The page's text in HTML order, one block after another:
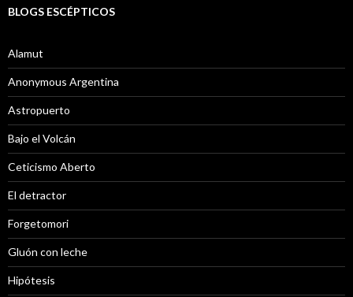
BLOGS ESCÉPTICOS
Alamut
Anonymous Argentina
Astropuerto
Bajo el Volcán
Ceticismo Aberto
El detractor
Forgetomori
Gluón con leche
Hipótesis